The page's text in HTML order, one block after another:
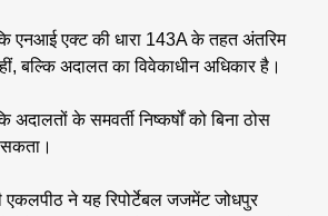
एनआई एक्ट की धारा 143A के तहत अंतरिम
बल्कि अदालत का विवेकाधीन अधिकार है।
अदालतों के समवर्ती निष्कर्षों को बिना ठोस
ने यह रिपोर्टेबल जजमेंट जोधपुर